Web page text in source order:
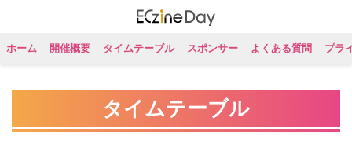
ホーム 開催概要 タイムテーブル スポンサー よくある質問 プラ
タイムテーブル